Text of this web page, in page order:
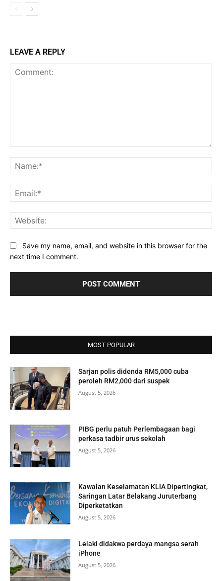
LEAVE A REPLY
Save my name, email, and website in this browser for the
next time I comment.
MOST POPULAR
Sarjan polis didenda RM5,000 cuba
peroleh RM2,000 dari suspek
August 5, 2026
PIBG perlu patuh Perlembagaan bagi
perkasa tadbir urus sekolah
August 5, 2026
Kawalan Keselamatan KLIA Dipertingkat,
Saringan Latar Belakang Juruterbang
Diperketatkan
August 5, 2026
Lelaki didakwa perdaya mangsa serah
iPhone
August 5, 2026